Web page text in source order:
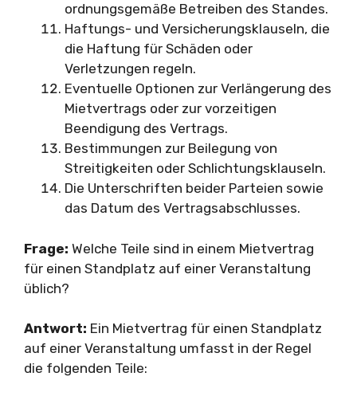
ordnungsgemäße Betreiben des Standes.
Haftungs- und Versicherungsklauseln, die
die Haftung für Schäden oder
Verletzungen regeln.
Eventuelle Optionen zur Verlängerung des
Mietvertrags oder zur vorzeitigen
Beendigung des Vertrags.
Bestimmungen zur Beilegung von
Streitigkeiten oder Schlichtungsklauseln.
Die Unterschriften beider Parteien sowie
das Datum des Vertragsabschlusses.
Frage: Welche Teile sind in einem Mietvertrag
für einen Standplatz auf einer Veranstaltung
üblich?
Antwort: Ein Mietvertrag für einen Standplatz
auf einer Veranstaltung umfasst in der Regel
die folgenden Teile: